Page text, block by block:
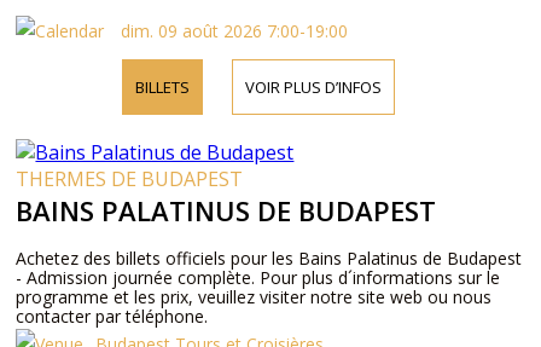
dim. 09 août 2026 7:00-19:00
BILLETS VOIR PLUS D’INFOS
THERMES DE BUDAPEST
BAINS PALATINUS DE BUDAPEST
Achetez des billets officiels pour les Bains Palatinus de Budapest
- Admission journée complète. Pour plus d´informations sur le
programme et les prix, veuillez visiter notre site web ou nous
contacter par téléphone.